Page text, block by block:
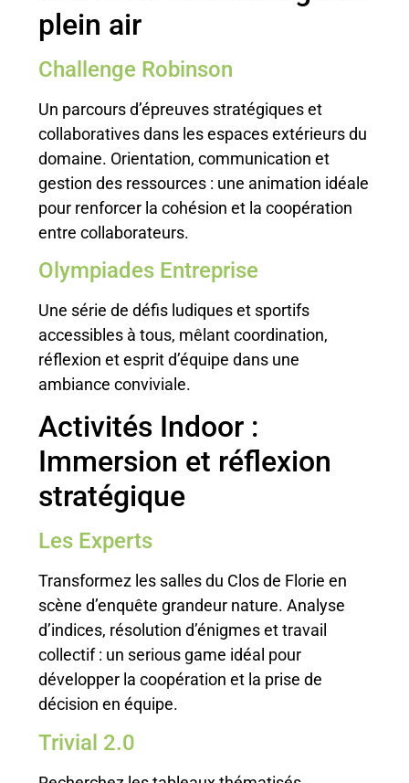
plein air
Challenge Robinson
Un parcours d’épreuves stratégiques et
collaboratives dans les espaces extérieurs du
domaine. Orientation, communication et
gestion des ressources : une animation idéale
pour renforcer la cohésion et la coopération
entre collaborateurs.
Olympiades Entreprise
Une série de défis ludiques et sportifs
accessibles à tous, mêlant coordination,
réflexion et esprit d’équipe dans une
ambiance conviviale.
Activités Indoor :
Immersion et réflexion
stratégique
Les Experts
Transformez les salles du Clos de Florie en
scène d’enquête grandeur nature. Analyse
d’indices, résolution d’énigmes et travail
collectif : un serious game idéal pour
développer la coopération et la prise de
décision en équipe.
Trivial 2.0